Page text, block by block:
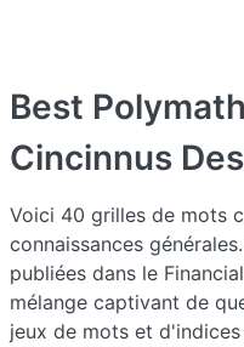
Best
Cincinnus
Voici 40 grilles de mots
connaissances
publiées dans le
mélange captivant de
jeux de mots et